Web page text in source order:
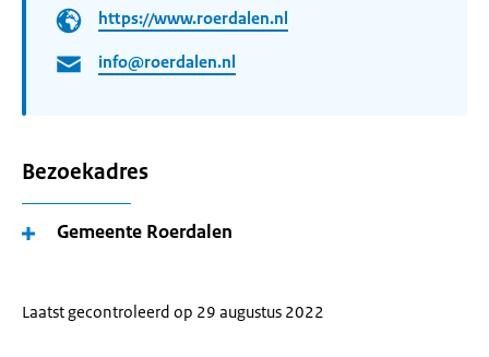
https://www.roerdalen.nl
info@roerdalen.nl
Bezoekadres
Gemeente Roerdalen
Laatst gecontroleerd op 29 augustus 2022